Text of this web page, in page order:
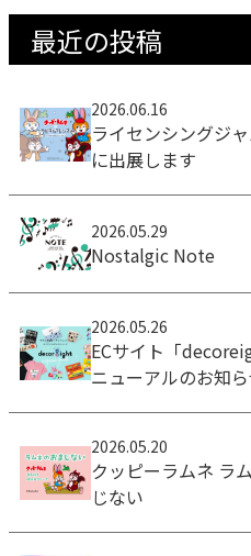
最近の投稿
2026.06.16
ライセンシングジ
に出展します
2026.05.29
Nostalgic Note
2026.05.26
ECサイト「
ニューアルのお知
2026.05.20
クッピーラムネ ラ
じない